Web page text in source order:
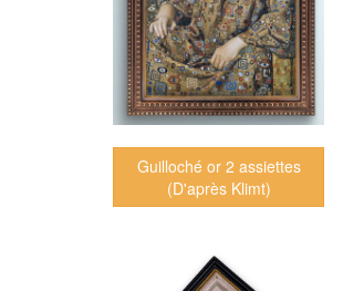
Guilloché or 2 assiettes
(D'après Klimt)